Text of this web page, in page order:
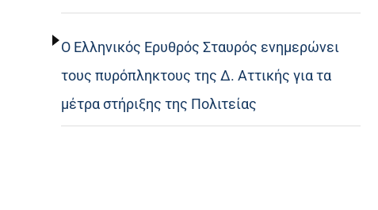
Ο Ελληνικός Ερυθρός Σταυρός ενημερώνει
τους πυρόπληκτους της Δ. Αττικής για τα
μέτρα στήριξης της Πολιτείας